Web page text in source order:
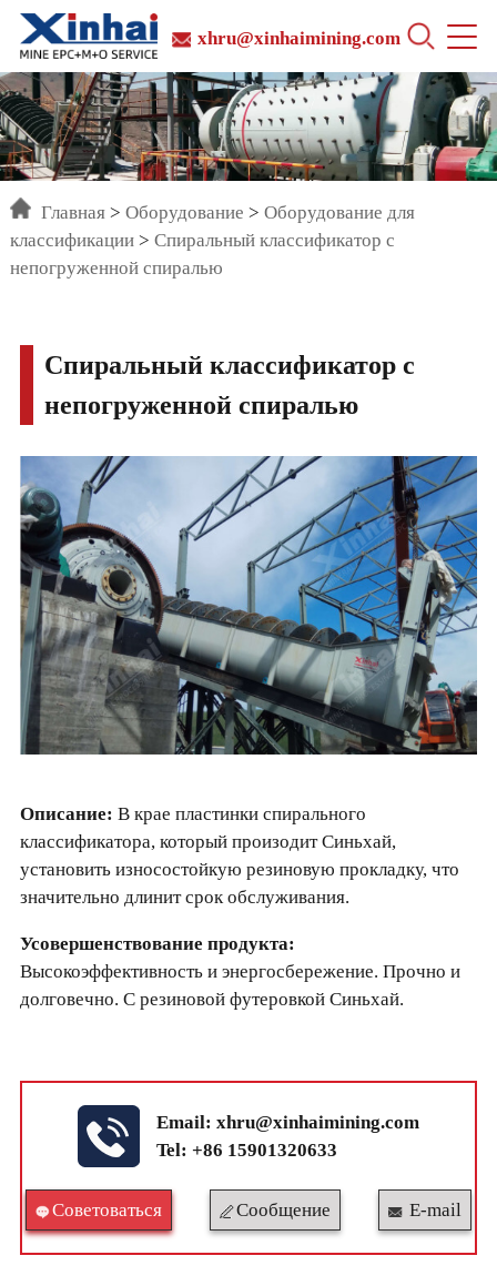
xhru@xinhaimining.com
Главная >Оборудование >Оборудование для
классификации >Спиральный классификатор с
непогруженной спиралью
Спиральный классификатор с
непогруженной спиралью
Описание: В крае пластинки спирального
классификатора, который произодит Синьхай,
установить износостойкую резиновую прокладку, что
значительно длинит срок обслуживания.
Усовершенствование продукта:
Высокоэффективность и энергосбережение. Прочно и
долговечно. С резиновой футеровкой Синьхай.
Email: xhru@xinhaimining.com
Tel: +86 15901320633
Cоветоваться Сообщение E-mail